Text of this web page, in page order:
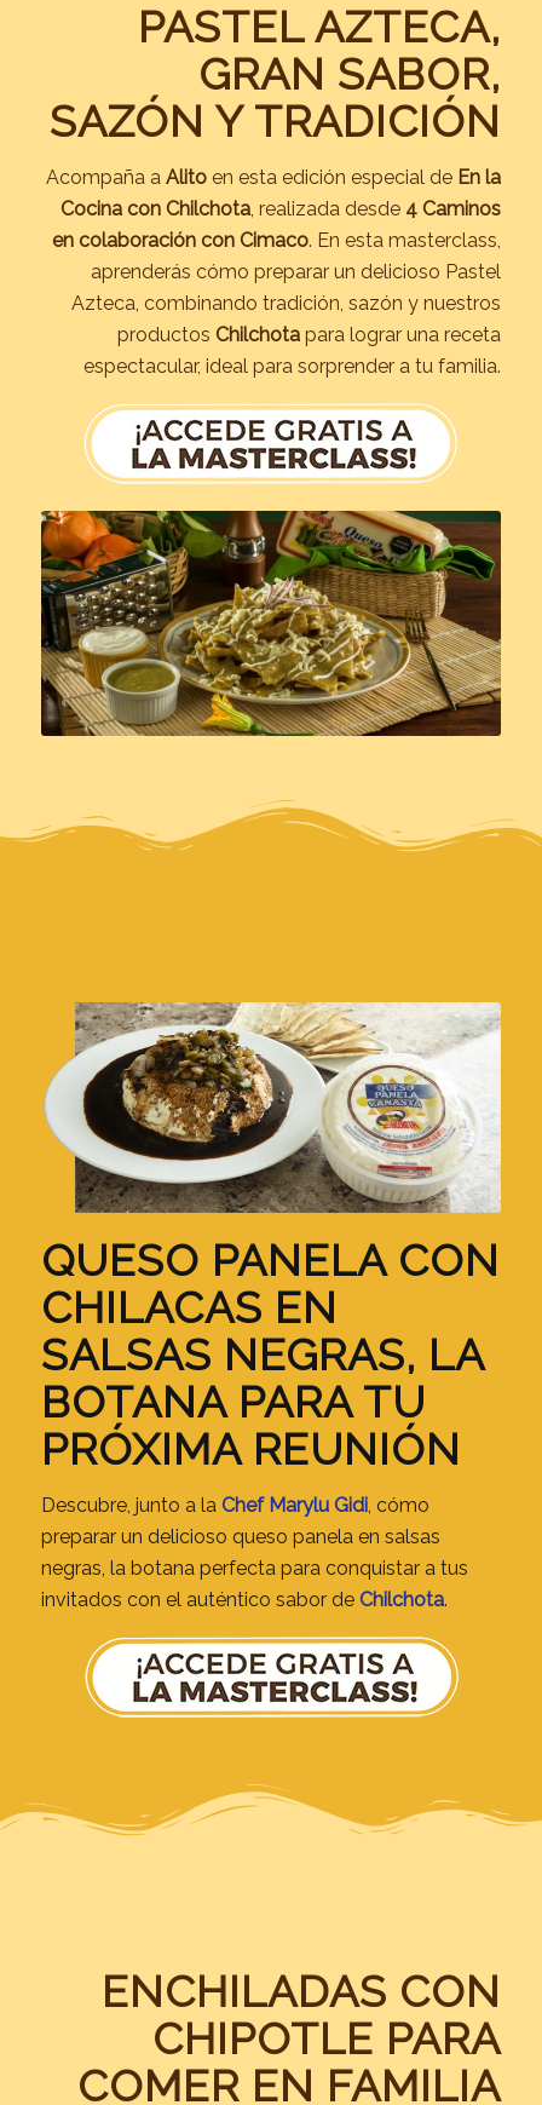
PASTEL AZTECA,
GRAN SABOR,
SAZÓN Y TRADICIÓN
Acompaña aAlito en esta edición especial de En la
Cocina con Chilchota, realizada desde 4 Caminos
en colaboración con Cimaco. En esta masterclass,
aprenderás cómo preparar un delicioso Pastel
Azteca, combinando tradición, sazón y nuestros
productos Chilchota para lograr una receta
espectacular, ideal para sorprender a tu familia.
QUESO PANELA CON
CHILACAS EN
SALSAS NEGRAS, LA
BOTANA PARA TU
PRÓXIMA REUNIÓN
Descubre, junto a la Chef Marylu Gidi, cómo
preparar un delicioso queso panela en salsas
negras, la botana perfecta para conquistar a tus
invitados con el auténtico sabor de Chilchota.
ENCHILADAS CON
CHIPOTLE PARA
COMER EN FAMILIA